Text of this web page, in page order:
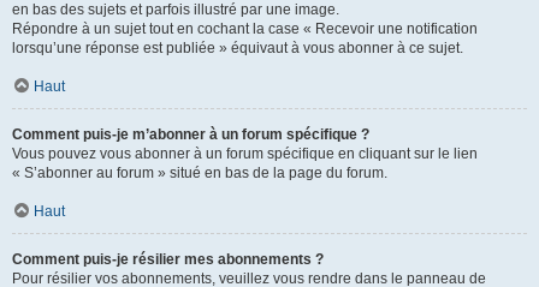
en bas des sujets et parfois illustré par une image.
Répondre à un sujet tout en cochant la case « Recevoir une notification
lorsqu’une réponse est publiée » équivaut à vous abonner à ce sujet.
Haut
Comment puis-je m’abonner à un forum spécifique ?
Vous pouvez vous abonner à un forum spécifique en cliquant sur le lien
« S’abonner au forum » situé en bas de la page du forum.
Haut
Comment puis-je résilier mes abonnements ?
Pour résilier vos abonnements, veuillez vous rendre dans le panneau de